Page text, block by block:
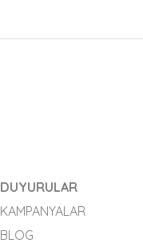
DUYURULAR
KAMPANYALAR
BLOG